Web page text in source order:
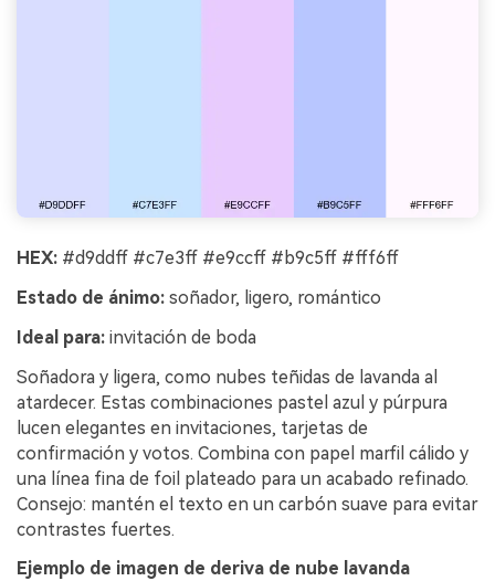
HEX: #d9ddff #c7e3ff #e9ccff #b9c5ff #fff6ff
Estado de ánimo: soñador, ligero, romántico
Ideal para: invitación de boda
Soñadora y ligera, como nubes teñidas de lavanda al
atardecer. Estas combinaciones pastel azul y púrpura
lucen elegantes en invitaciones, tarjetas de
confirmación y votos. Combina con papel marfil cálido y
una línea fina de foil plateado para un acabado refinado.
Consejo: mantén el texto en un carbón suave para evitar
contrastes fuertes.
Ejemplo de imagen de deriva de nube lavanda